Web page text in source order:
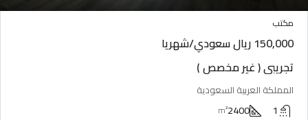
مكتب
150,000 ريال سعودي/شهريا
تجريبي ( غير مخصص )
المملكة العربية السعودية
1
2400
m²